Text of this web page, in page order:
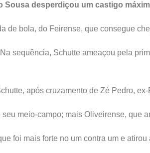
Sousa desperdiçou um castigo
de bola, do Feirense, que consegue
sequência, Schutte ameaçou pela
após cruzamento de Zé Pedro,
meio-campo; mais Oliveirense, que
foi mais forte no um contra um e atirou